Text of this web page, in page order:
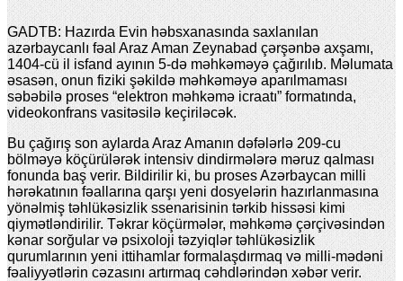
GADTB: Hazırda Evin həbsxanasında saxlanılan
azərbaycanlı fəal Araz Aman Zeynabad çərşənbə axşamı,
1404-cü il isfand ayının 5-də məhkəməyə çağırılıb. Məlumata
əsasən, onun fiziki şəkildə məhkəməyə aparılmaması
səbəbilə proses “elektron məhkəmə icraatı” formatında,
videokonfrans vasitəsilə keçiriləcək.
Bu çağırış son aylarda Araz Amanın dəfələrlə 209-cu
bölməyə köçürülərək intensiv dindirmələrə məruz qalması
fonunda baş verir. Bildirilir ki, bu proses Azərbaycan milli
hərəkatının fəallarına qarşı yeni dosyelərin hazırlanmasına
yönəlmiş təhlükəsizlik ssenarisinin tərkib hissəsi kimi
qiymətləndirilir. Təkrar köçürmələr, məhkəmə çərçivəsindən
kənar sorğular və psixoloji təzyiqlər təhlükəsizlik
qurumlarının yeni ittihamlar formalaşdırmaq və milli-mədəni
fəaliyyətlərin cəzasını artırmaq cəhdlərindən xəbər verir.